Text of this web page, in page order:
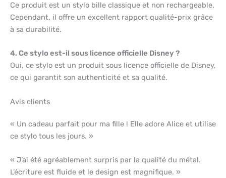
Ce produit est un stylo bille classique et non rechargeable.
Cependant, il offre un excellent rapport qualité-prix grâce
à sa durabilité.
4. Ce stylo est-il sous licence officielle Disney ?
Oui, ce stylo est un produit sous licence officielle de Disney,
ce qui garantit son authenticité et sa qualité.
Avis clients
« Un cadeau parfait pour ma fille ! Elle adore Alice et utilise
ce stylo tous les jours. »
« J’ai été agréablement surpris par la qualité du métal.
L’écriture est fluide et le design est magnifique. »